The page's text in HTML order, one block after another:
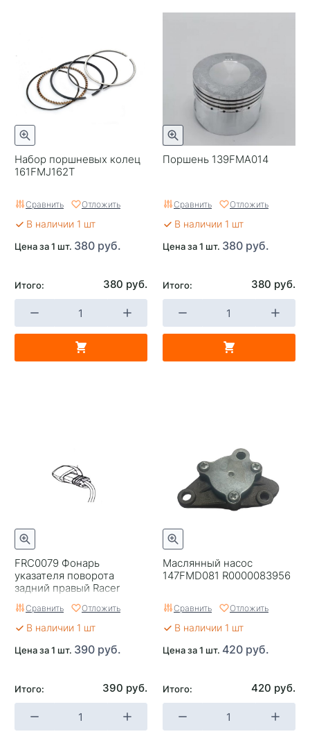
Набор поршневых колец
161FMJ162T
Сравнить Отложить
В наличии 1 шт
Цена за 1 шт. 380 руб.
Итого: 380 руб.
Поршень 139FMA014
Сравнить Отложить
В наличии 1 шт
Цена за 1 шт. 380 руб.
Итого: 380 руб.
FRC0079 Фонарь
указателя поворота
задний правый Racer
Сравнить Отложить
В наличии 1 шт
Цена за 1 шт. 390 руб.
Итого: 390 руб.
Маслянный насос
147FMD081 R0000083956
Сравнить Отложить
В наличии 1 шт
Цена за 1 шт. 420 руб.
Итого: 420 руб.